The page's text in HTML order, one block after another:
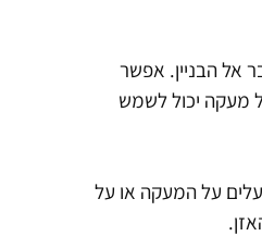
אל הבניין. אפשר
מעקה יכול לשמש
על המעקה או על